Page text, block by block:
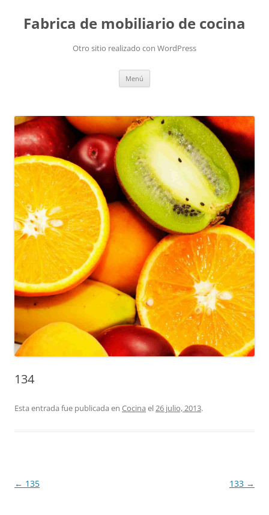
Fabrica de mobiliario de cocina
Otro sitio realizado con WordPress
Menú
134
Esta entrada fue publicada en Cocina el26 julio, 2013.
Navegación
← 135 133 →